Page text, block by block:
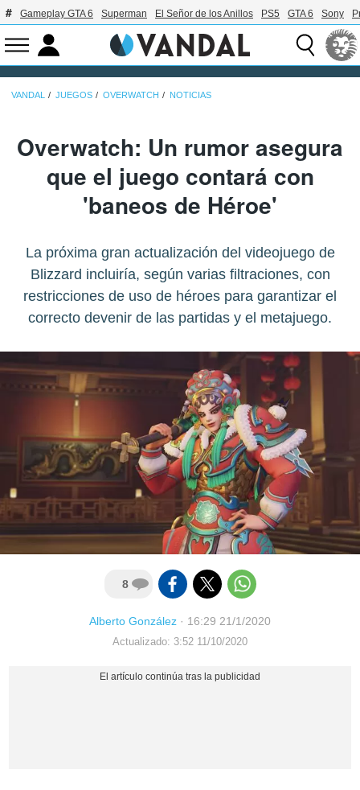
Gameplay GTA 6 Superman El Señor de los Anillos PS5 GTA 6 Sony
VANDAL JUEGOS OVERWATCH NOTICIAS
Overwatch: Un rumor asegura
que el juego contará con
'baneos de Héroe'
La próxima gran actualización del videojuego de
Blizzard incluiría, según varias filtraciones, con
restricciones de uso de héroes para garantizar el
correcto devenir de las partidas y el metajuego.
8
Alberto González · 16:29 21/1/2020
Actualizado: 3:52 11/10/2020